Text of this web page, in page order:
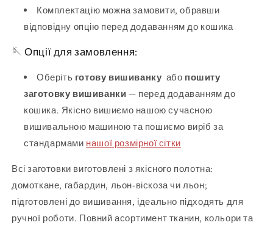
Комплектацію можна замовити, обравши
відповідну опцію перед додаванням до кошика
🪡 Опції для замовлення:
Оберіть готову вишиванку або пошиту
заготовку вишиванки — перед додаванням до
кошика. Якісно вишиємо нашою сучасною
вишивальною машиною та пошиємо виріб за
стандармами нашої розмірної сітки
Всі заготовки виготовлені з якісного полотна:
домоткане, габардин, льон-віскоза чи льон;
підготовлені до вишивання, ідеально підходять для
ручної роботи. Повний асортимент тканин, кольори та